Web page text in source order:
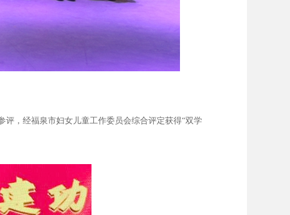
评，经福泉市妇女儿童工作委员会综合评定获得“双学